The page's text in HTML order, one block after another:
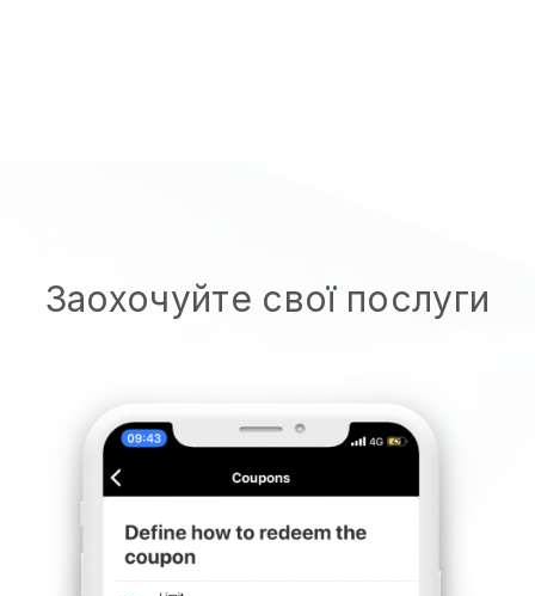
Заохочуйте свої послуги